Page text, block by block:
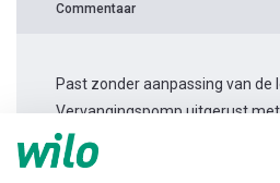
Commentaar
Past zonder aanpassing van de
Vervangingspomp uitgerust